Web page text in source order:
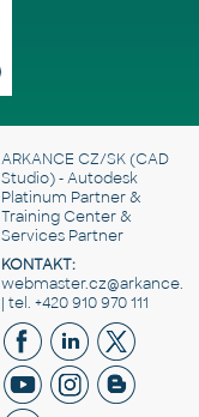
ARKANCE CZ/SK(CAD
Studio) - Autodesk
Platinum Partner &
Training Center &
Services Partner
KONTAKT:
| tel. +420 910 970 111